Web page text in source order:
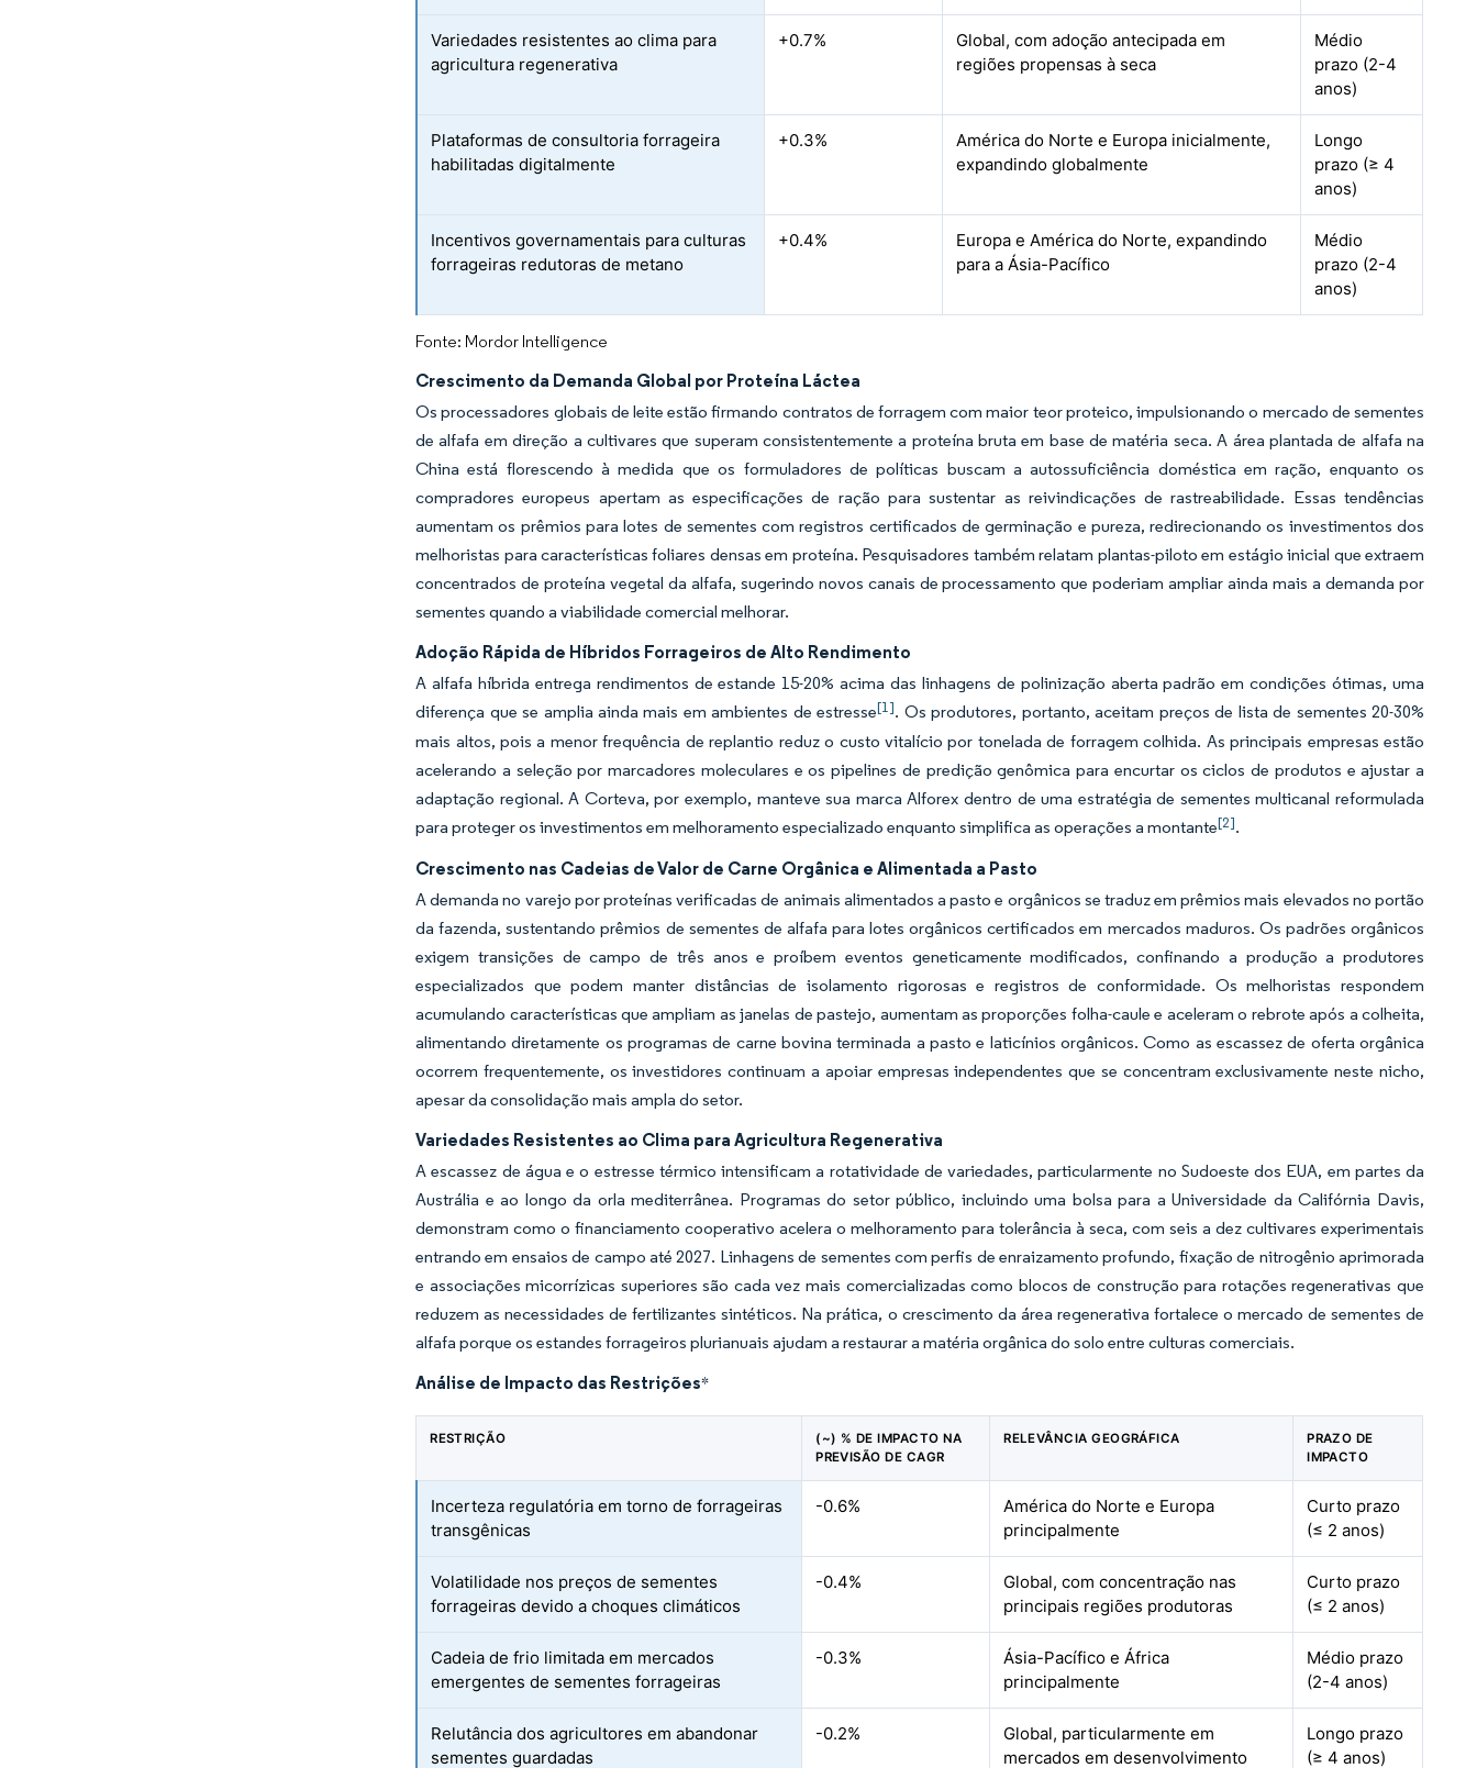
Variedades resistentes ao clima para
agricultura regenerativa
+0.7%
Global, com adoção antecipada em
regiões propensas à seca
Médio
prazo (2-4
anos)
Plataformas de consultoria forrageira
habilitadas digitalmente
+0.3%
América do Norte e Europa inicialmente,
expandindo globalmente
Longo
prazo (≥ 4
anos)
Incentivos governamentais para culturas
forrageiras redutoras de metano
+0.4%
Europa e América do Norte, expandindo
para a Ásia-Pacífico
Médio
prazo (2-4
anos)
Fonte: Mordor Intelligence
Crescimento da Demanda Global por Proteína Láctea
Os processadores globais de leite estão firmando contratos de forragem com maior teor proteico, impulsionando o mercado de sementes
de alfafa em direção a cultivares que superam consistentemente a proteína bruta em base de matéria seca. A área plantada de alfafa na
China está florescendo à medida que os formuladores de políticas buscam a autossuficiência doméstica em ração, enquanto os
compradores europeus apertam as especificações de ração para sustentar as reivindicações de rastreabilidade. Essas tendências
aumentam os prêmios para lotes de sementes com registros certificados de germinação e pureza, redirecionando os investimentos dos
melhoristas para características foliares densas em proteína. Pesquisadores também relatam plantas-piloto em estágio inicial que extraem
concentrados de proteína vegetal da alfafa, sugerindo novos canais de processamento que poderiam ampliar ainda mais a demanda por
sementes quando a viabilidade comercial melhorar.
Adoção Rápida de Híbridos Forrageiros de Alto Rendimento
A alfafa híbrida entrega rendimentos de estande 15-20% acima das linhagens de polinização aberta padrão em condições ótimas, uma
diferença que se amplia ainda mais em ambientes de estresse[1]. Os produtores, portanto, aceitam preços de lista de sementes 20-30%
mais altos, pois a menor frequência de replantio reduz o custo vitalício por tonelada de forragem colhida. As principais empresas estão
acelerando a seleção por marcadores moleculares e os pipelines de predição genômica para encurtar os ciclos de produtos e ajustar a
adaptação regional. A Corteva, por exemplo, manteve sua marca Alforex dentro de uma estratégia de sementes multicanal reformulada
para proteger os investimentos em melhoramento especializado enquanto simplifica as operações a montante[2].
Crescimento nas Cadeias de Valor de Carne Orgânica e Alimentada a Pasto
A demanda no varejo por proteínas verificadas de animais alimentados a pasto e orgânicos se traduz em prêmios mais elevados no portão
da fazenda, sustentando prêmios de sementes de alfafa para lotes orgânicos certificados em mercados maduros. Os padrões orgânicos
exigem transições de campo de três anos e proíbem eventos geneticamente modificados, confinando a produção a produtores
especializados que podem manter distâncias de isolamento rigorosas e registros de conformidade. Os melhoristas respondem
acumulando características que ampliam as janelas de pastejo, aumentam as proporções folha-caule e aceleram o rebrote após a colheita,
alimentando diretamente os programas de carne bovina terminada a pasto e laticínios orgânicos. Como as escassez de oferta orgânica
ocorrem frequentemente, os investidores continuam a apoiar empresas independentes que se concentram exclusivamente neste nicho,
apesar da consolidação mais ampla do setor.
Variedades Resistentes ao Clima para Agricultura Regenerativa
A escassez de água e o estresse térmico intensificam a rotatividade de variedades, particularmente no Sudoeste dos EUA, em partes da
Austrália e ao longo da orla mediterrânea. Programas do setor público, incluindo uma bolsa para a Universidade da Califórnia Davis,
demonstram como o financiamento cooperativo acelera o melhoramento para tolerância à seca, com seis a dez cultivares experimentais
entrando em ensaios de campo até 2027. Linhagens de sementes com perfis de enraizamento profundo, fixação de nitrogênio aprimorada
e associações micorrízicas superiores são cada vez mais comercializadas como blocos de construção para rotações regenerativas que
reduzem as necessidades de fertilizantes sintéticos. Na prática, o crescimento da área regenerativa fortalece o mercado de sementes de
alfafa porque os estandes forrageiros plurianuais ajudam a restaurar a matéria orgânica do solo entre culturas comerciais.
Análise de Impacto das Restrições*
RESTRIÇÃO
(~) % DE IMPACTO NA
PREVISÃO DE CAGR
RELEVÂNCIA GEOGRÁFICA
PRAZO DE
IMPACTO
Incerteza regulatória em torno de forrageiras
transgênicas
-0.6%
América do Norte e Europa
principalmente
Curto prazo
(≤ 2 anos)
Volatilidade nos preços de sementes
forrageiras devido a choques climáticos
-0.4%
Global, com concentração nas
principais regiões produtoras
Curto prazo
(≤ 2 anos)
Cadeia de frio limitada em mercados
emergentes de sementes forrageiras
-0.3%
Ásia-Pacífico e África
principalmente
Médio prazo
(2-4 anos)
Relutância dos agricultores em abandonar
sementes guardadas
-0.2%
Global, particularmente em
mercados em desenvolvimento
Longo prazo
(≥ 4 anos)